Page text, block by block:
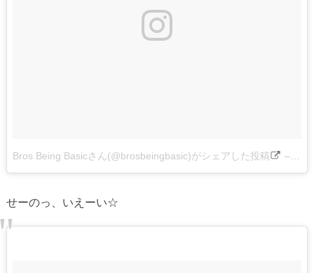
Bros Being Basicさん(@brosbeingbasic)がシェアした投稿 –
せーのっ、いえーい☆